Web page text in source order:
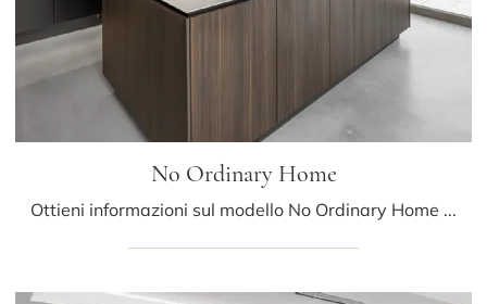
No Ordinary Home
Ottieni informazioni sul modello No Ordinary Home di Mittel: arreda la cucina con la soluzione in laccato opaco che fa al caso tuo.